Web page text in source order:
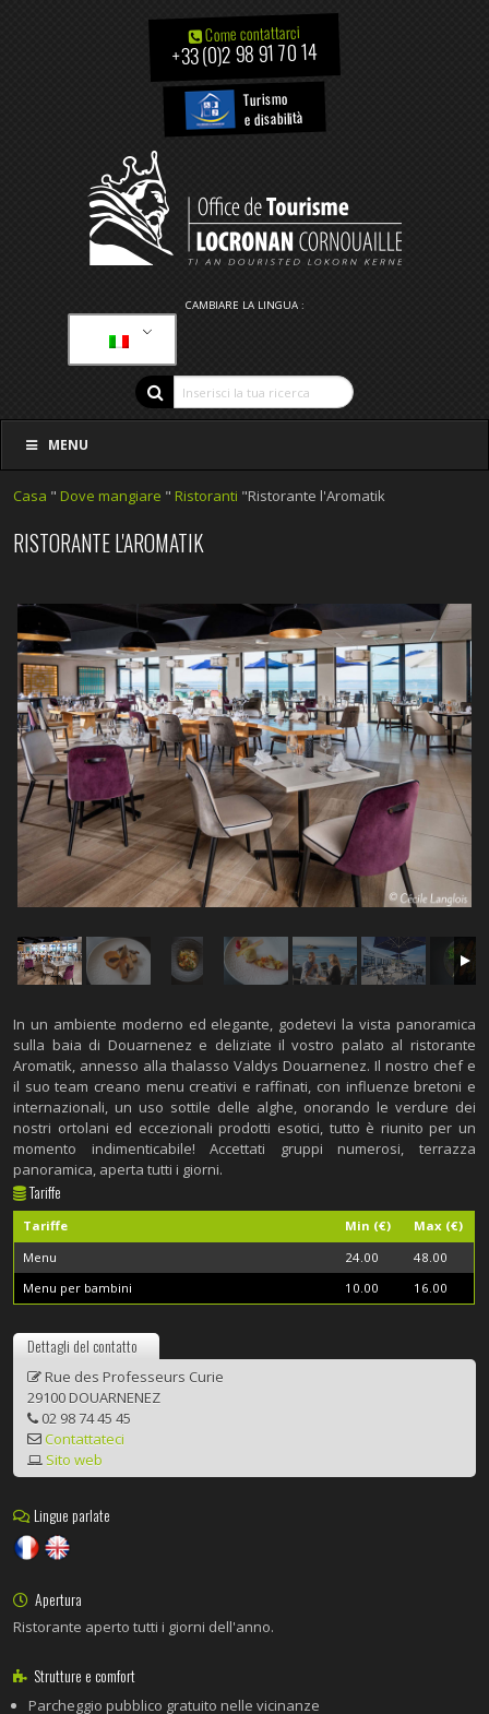
Come contattarci
+33 (0)2 98 91 70 14
Turismo
e disabilità
CAMBIARE LA LINGUA :
MENU
Casa " Dove mangiare " Ristoranti "Ristorante l'Aromatik
RISTORANTE L'AROMATIK
In un ambiente moderno ed elegante, godetevi la vista panoramica
sulla baia di Douarnenez e deliziate il vostro palato al ristorante
Aromatik, annesso alla thalasso Valdys Douarnenez. Il nostro chef e
il suo team creano menu creativi e raffinati, con influenze bretoni e
internazionali, un uso sottile delle alghe, onorando le verdure dei
nostri ortolani ed eccezionali prodotti esotici, tutto è riunito per un
momento indimenticabile! Accettati gruppi numerosi, terrazza
panoramica, aperta tutti i giorni.
Tariffe
Tariffe Min (€)
Max (€)
Menu
24.00
48.00
Menu per bambini
10.00 16.00
Dettagli del contatto
Rue des Professeurs Curie
29100 DOUARNENEZ
02 98 74 45 45
Contattateci
Sito web
Lingue parlate
Apertura
Ristorante aperto tutti i giorni dell'anno.
Strutture e comfort
Parcheggio pubblico gratuito nelle vicinanze